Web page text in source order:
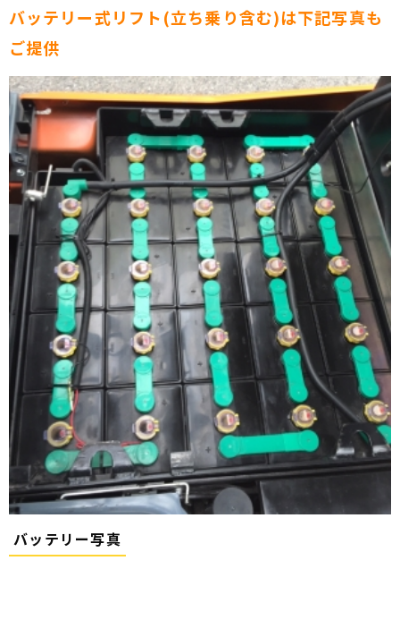
バッテリー式リフト(立ち乗り含む)は下記写真も
ご提供
バッテリー写真